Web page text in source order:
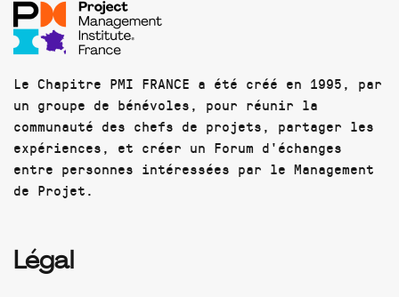
Le Chapitre PMI FRANCE a été créé en 1995, par
un groupe de bénévoles, pour réunir la
communauté des chefs de projets, partager les
expériences, et créer un Forum d'échanges
entre personnes intéressées par le Management
de Projet.
Légal